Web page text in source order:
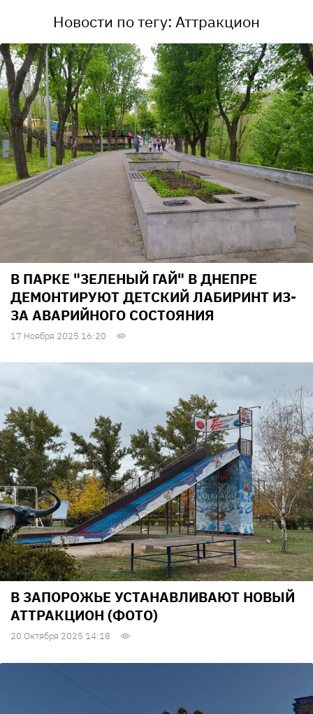
Новости по тегу: Аттракцион
В ПАРКЕ "ЗЕЛЕНЫЙ ГАЙ" В ДНЕПРЕ
ДЕМОНТИРУЮТ ДЕТСКИЙ ЛАБИРИНТ ИЗ-
ЗА АВАРИЙНОГО СОСТОЯНИЯ
17 Ноября 2025 16:20
В ЗАПОРОЖЬЕ УСТАНАВЛИВАЮТ НОВЫЙ
АТТРАКЦИОН (ФОТО)
20 Октября 2025 14:18